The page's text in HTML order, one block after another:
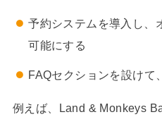
予約システムを導入し、
可能にする
FAQセクションを設けて
例えば、Land & Monkeys